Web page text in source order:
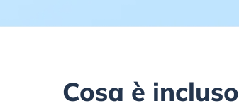
Cosa è incluso